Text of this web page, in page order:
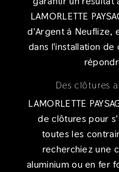
LAMORLETTE
d'Argent à Neuflize,
dans l'installation de
Des clôtures
LAMORLETTE
de clôtures pour
toutes les
recherchiez une
aluminium ou en fer